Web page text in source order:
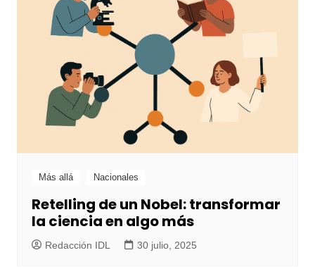
Más allá Nacionales
Retelling de un Nobel: transformar
la ciencia en algo más
Redacción IDL 30 julio, 2025